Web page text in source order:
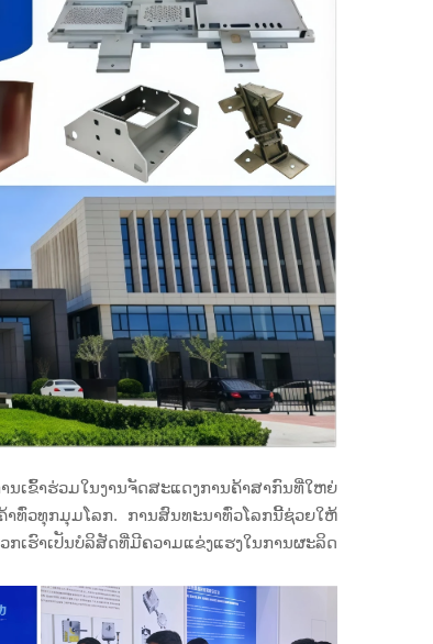
ເຂົ້າຮ່ວມໃນງານຈັດສະແດງການຄ້າສາກົນທີ່ໃຫຍ່
ທົ່ວທຸກມຸມໂລກ. ການສົນທະນາທົ່ວໂລກນີ້ຊ່ວຍໃຫ້
ເຮົາເປັນບໍລິສັດທີ່ມີຄວາມແຂ່ງແຮງໃນການຜະລິດ